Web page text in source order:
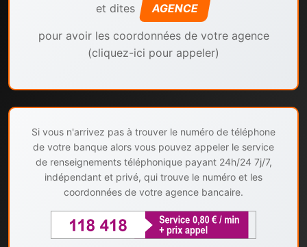
et dites AGENCE
pour avoir les coordonnées de votre agence
(cliquez-ici pour appeler)
Si vous n'arrivez pas à trouver le numéro de téléphone
de votre banque alors vous pouvez appeler le service
de renseignements téléphonique payant 24h/24 7j/7,
indépendant et privé, qui trouve le numéro et les
coordonnées de votre agence bancaire.